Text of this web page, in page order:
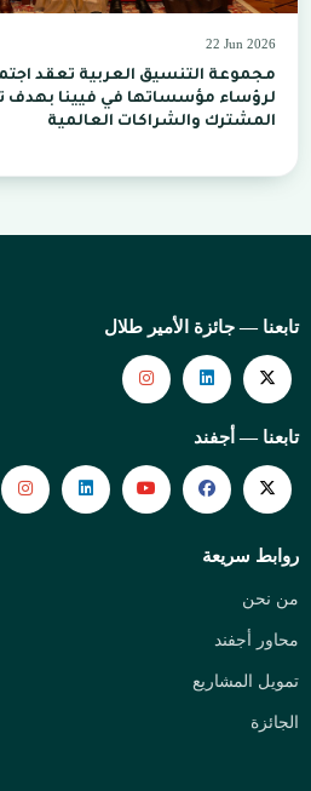
22 Jun 2026
مجموعة التنسيق العربية تعقد
لرؤساء مؤسساتها في فيينا بهدف
المشترك والشراكات العالمية
تابعنا — جائزة الأمير طلال
تابعنا — أجفند
روابط سريعة
من نحن
محاور أجفند
تمويل المشاريع
الجائزة